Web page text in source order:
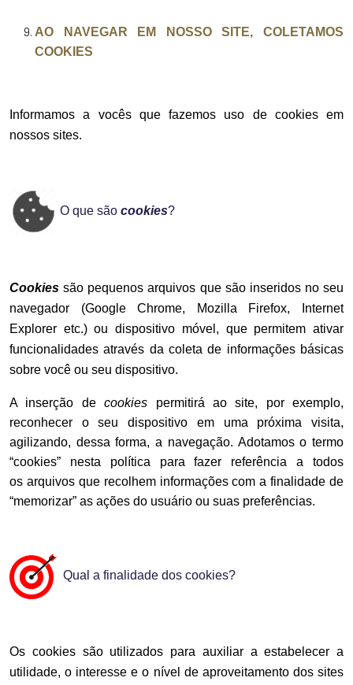
AO NAVEGAR EM NOSSO SITE, COLETAMOS
COOKIES
Informamos a vocês que fazemos uso de cookies em
nossos sites.
O que são cookies?
Cookies são pequenos arquivos que são inseridos no seu
navegador (Google Chrome, Mozilla Firefox, Internet
Explorer etc.) ou dispositivo móvel, que permitem ativar
funcionalidades através da coleta de informações básicas
sobre você ou seu dispositivo.
A inserção decookies permitirá ao site, por exemplo,
reconhecer o seu dispositivo em uma próxima visita,
agilizando, dessa forma, a navegação. Adotamos o termo
“cookies” nesta política para fazer referência a todos
os arquivos que recolhem informações com a finalidade de
“memorizar” as ações do usuário ou suas preferências.
Qual a finalidade dos cookies?
Os cookies são utilizados para auxiliar a estabelecer a
utilidade, o interesse e o nível de aproveitamento dos sites